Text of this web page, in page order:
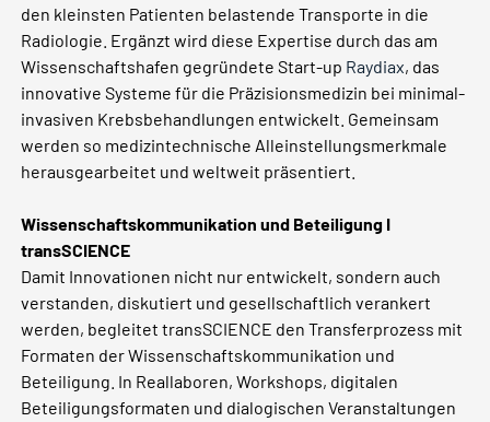
den kleinsten Patienten belastende Transporte in die
Radiologie. Ergänzt wird diese Expertise durch das am
Wissenschaftshafen gegründete Start-up Raydiax, das
innovative Systeme für die Präzisionsmedizin bei minimal-
invasiven Krebsbehandlungen entwickelt. Gemeinsam
werden so medizintechnische Alleinstellungsmerkmale
herausgearbeitet und weltweit präsentiert.
Wissenschaftskommunikation und Beteiligung I
transSCIENCE
Damit Innovationen nicht nur entwickelt, sondern auch
verstanden, diskutiert und gesellschaftlich verankert
werden, begleitet transSCIENCE den Transferprozess mit
Formaten der Wissenschaftskommunikation und
Beteiligung. In Reallaboren, Workshops, digitalen
Beteiligungsformaten und dialogischen Veranstaltungen